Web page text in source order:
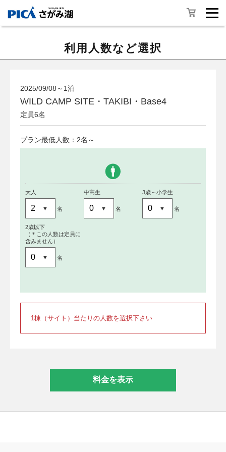
利用人数など選択
2025/09/08～1泊
WILD CAMP SITE・TAKIBI・Base4
定員6名
プラン最低人数：2名～
大人
名
中高生
名
3歳～小学生
名
2歳以下
（＊この人数は定員に
含みません）
名
1棟（サイト）当たりの人数を選択下さい
料金を表示